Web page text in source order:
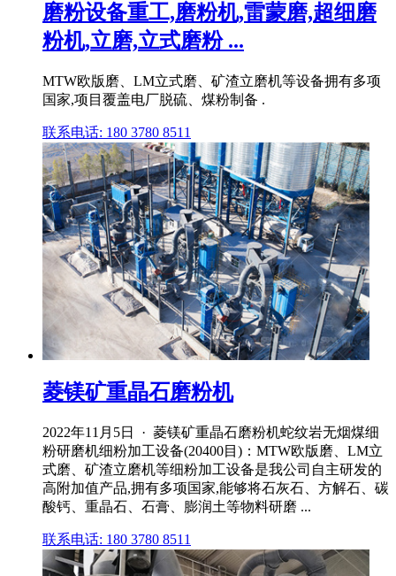
磨粉设备重工,磨粉机,雷蒙磨,超细磨
粉机,立磨,立式磨粉 ...
MTW欧版磨、LM立式磨、矿渣立磨机等设备拥有多项
国家,项目覆盖电厂脱硫、煤粉制备 .
联系电话: 180 3780 8511
菱镁矿重晶石磨粉机
2022年11月5日 · 菱镁矿重晶石磨粉机蛇纹岩无烟煤细
粉研磨机细粉加工设备(20400目)：MTW欧版磨、LM立
式磨、矿渣立磨机等细粉加工设备是我公司自主研发的
高附加值产品,拥有多项国家,能够将石灰石、方解石、碳
酸钙、重晶石、石膏、膨润土等物料研磨 ...
联系电话: 180 3780 8511